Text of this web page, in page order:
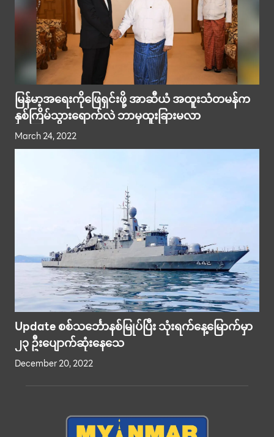
မြန်မာ့အရေးကိုဖြေရှင်းဖို့ အာဆီယံ အထူးသံတမန်က
နှစ်ကြိမ်သွားရောက်လဲ ဘာမှထူးခြားမလာ
March 24, 2022
Update စစ်သင်္ဘောနစ်မြုပ်ပြီး သုံးရက်နေ့မြောက်မှာ
၂၃ ဦးပျောက်ဆုံးနေသေ
December 20, 2022